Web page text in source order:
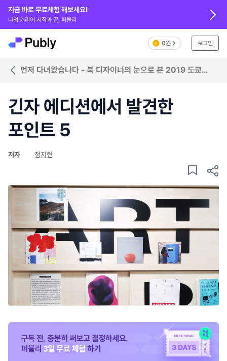
지금 바로 무료체험 해보세요!
나의 커리어 시작과 끝, 퍼블리
0원 로그인
먼저 다녀왔습니다 - 북 디자이너의 눈으로 본 2019 도쿄
긴자 에디션에서 발견한
포인트 5
저자 정지현